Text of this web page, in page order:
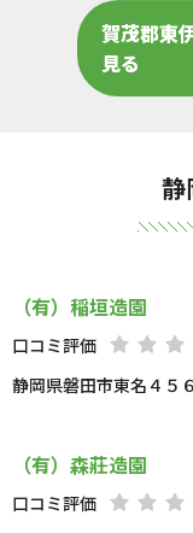
賀茂郡東
見る
静
（有）稲垣造園
口コミ評価
静岡県磐田市東名４５６
（有）森莊造園
口コミ評価